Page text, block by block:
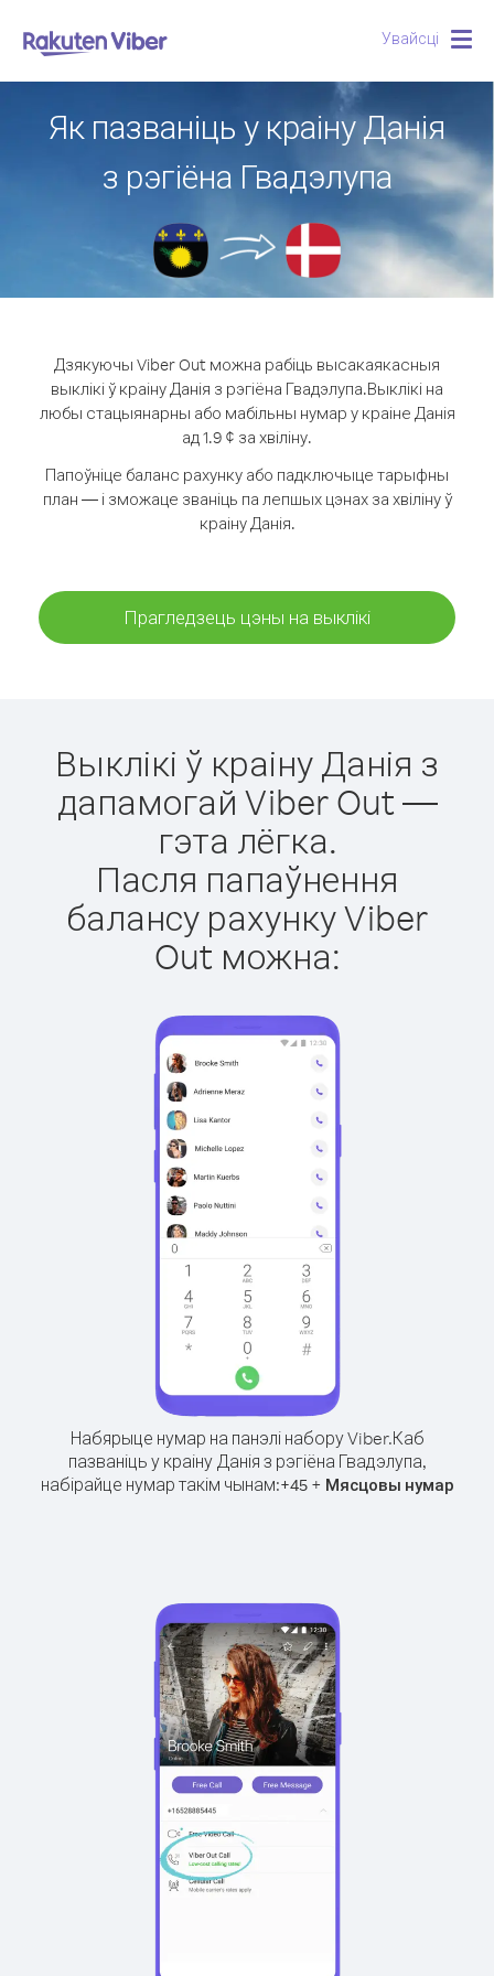
Увайсці
Як пазваніць у краіну Данія
з рэгіёна Гвадэлупа
Дзякуючы Viber Out можна рабіць высакаякасныя
выклікі ў краіну Данія з рэгіёна Гвадэлупа.Выклікі на
любы стацыянарны або мабільны нумар у краіне Данія
ад 1.9 ¢ за хвіліну.
Папоўніце баланс рахунку або падключыце тарыфны
план — і зможаце званіць па лепшых цэнах за хвіліну ў
краіну Данія.
Прагледзець цэны на выклікі
Выклікі ў краіну Данія з
дапамогай Viber Out —
гэта лёгка.
Пасля папаўнення
балансу рахунку Viber
Out можна:
Набярыце нумар на панэлі набору Viber.Каб
пазваніць у краіну Данія з рэгіёна Гвадэлупа,
набірайце нумар такім чынам:+45+ Мясцовы нумар